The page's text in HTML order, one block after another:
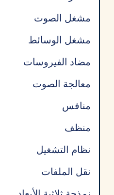
مشغل الصوت
مشغل الوسائط
مضاد الفيروسات
معالجة الصوت
منافس
منظف
نظام التشغيل
نقل الملفات